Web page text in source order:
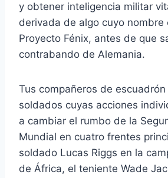
y obtener inteligencia militar
derivada de algo cuyo nombre
Proyecto Fénix, antes de que
contrabando de Alemania.
Tus compañeros de
soldados cuyas acciones
a cambiar el rumbo de la
Mundial en cuatro frentes
soldado Lucas Riggs en la
de África, el teniente Wade